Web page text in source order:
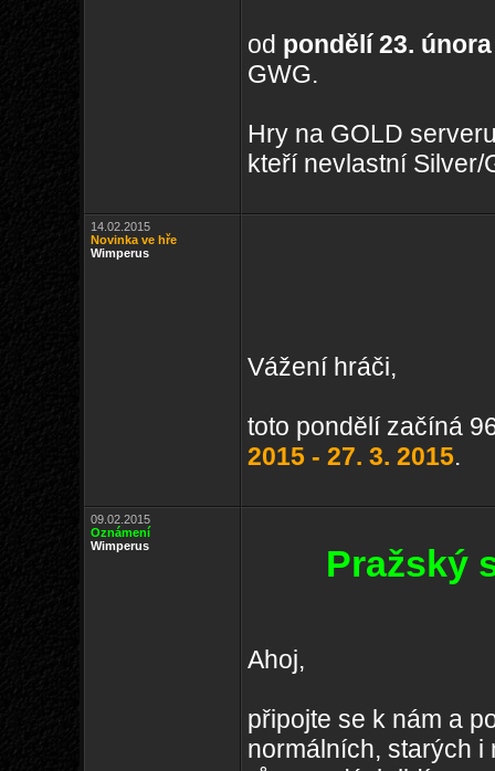
od pondělí 23.
GWG.
Hry na GOLD
kteří nevlastní Silver/
14.02.2015
Novinka ve hře
Wimperus
Vážení hráči,
toto pondělí začíná
2015 - 27. 3. 2015.
09.02.2015
Oznámení
Wimperus
Pražský
Ahoj,
připojte se k nám a
normálních, starých i